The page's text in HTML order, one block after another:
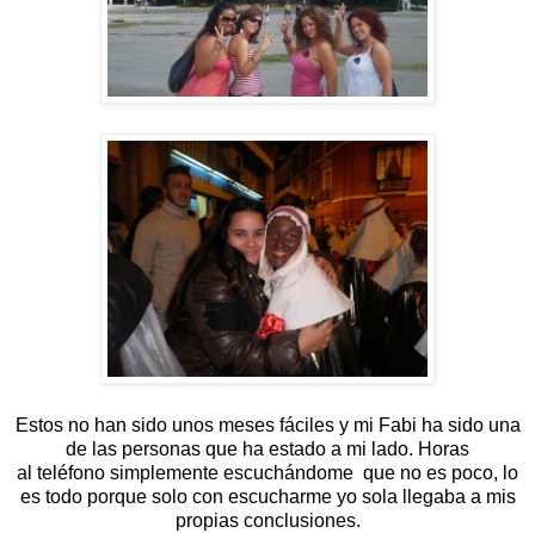
Estos no han sido unos meses fáciles y mi Fabi ha sido una
de las personas que ha estado a mi lado. Horas
al teléfono simplemente escuchándome que no es poco, lo
es todo porque solo con escucharme yo sola llegaba a mis
propias conclusiones.